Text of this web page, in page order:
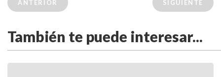
ANTERIOR SIGUIENTE
También te puede interesar...